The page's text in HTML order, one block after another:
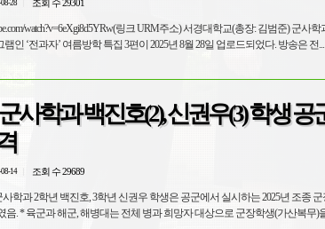
28 조회 수 29301
링크 URM주소) 서경대학교(총장: 김범준) 군사학과(학과장: 채성준)가 출연한 인기 유
튜브 방송프로그램인 ‘전과자’ 여름방학 특집 3편이 2025년 8월 28일 업로드되었다. 방송은 전...
사학과 백진호(2), 신권우(3) 학생
14 조회 수 29689
사학과 2학년 백진호, 3학년 신권우 학생은 공군에서 실시하는 2025년 조종
서 최종 합격하였음. * 육군과 해군, 해병대는 전체 병과 희망자 대상으로 군장학생(가산복무)